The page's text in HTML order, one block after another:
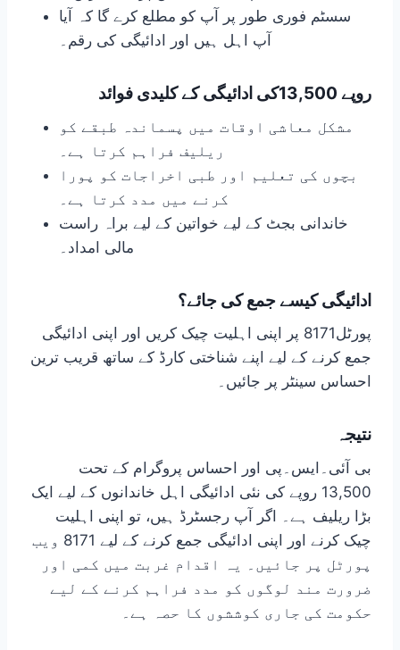
سسٹم فوری طور پر آپ کو مطلع کرے گا کہ آیا
آپ اہل ہیں اور ادائیگی کی رقم۔
روپے 13,500کی ادائیگی کے کلیدی فوائد
مشکل معاشی اوقات میں پسماندہ طبقے کو
ریلیف فراہم کرتا ہے۔
بچوں کی تعلیم اور طبی اخراجات کو پورا
کرنے میں مدد کرتا ہے۔
خاندانی بجٹ کے لیے خواتین کے لیے براہ راست
مالی امداد۔
ادائیگی کیسے جمع کی جائے؟
پورٹل8171 پر اپنی اہلیت چیک کریں اور اپنی ادائیگی
جمع کرنے کے لیے اپنے شناختی کارڈ کے ساتھ قریب ترین
احساس سینٹر پر جائیں۔
نتیجہ
بی آئی۔ایس۔پی اور احساس پروگرام کے تحت
13,500 روپے کی نئی ادائیگی اہل خاندانوں کے لیے ایک
بڑا ریلیف ہے۔ اگر آپ رجسٹرڈ ہیں، تو اپنی اہلیت
چیک کرنے اور اپنی ادائیگی جمع کرنے کے لیے 8171 ویب
پورٹل پر جائیں۔ یہ اقدام غربت میں کمی اور
ضرورت مند لوگوں کو مدد فراہم کرنے کے لیے
حکومت کی جاری کوششوں کا حصہ ہے۔